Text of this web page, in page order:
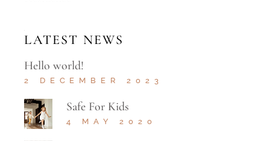
LATEST NEWS
Hello world!
2 DECEMBER 2023
Safe For Kids
4 MAY 2020